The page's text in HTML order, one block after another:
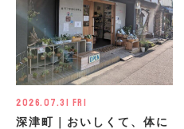
2026.07.31 Fri
深津町｜おいしくて、体に